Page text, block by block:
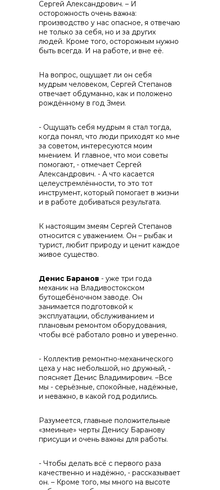
Сергей Александрович. – И
осторожность очень важна:
производство у нас опасное, я отвечаю
не только за себя, но и за других
людей. Кроме того, осторожным нужно
быть всегда. И на работе, и вне её.
На вопрос, ощущает ли он себя
мудрым человеком, Сергей Степанов
отвечает обдуманно, как и положено
рождённому в год Змеи.
- Ощущать себя мудрым я стал тогда,
когда понял, что люди приходят ко мне
за советом, интересуются моим
мнением. И главное, что мои советы
помогают, - отмечает Сергей
Александрович. - А что касается
целеустремлённости, то это тот
инструмент, который помогает в жизни
и в работе добиваться результата.
К настоящим змеям Сергей Степанов
относится с уважением. Он – рыбак и
турист, любит природу и ценит каждое
живое существо.
Денис Баранов - уже три года
механик на Владивостокском
бутощебёночном заводе. Он
занимается подготовкой к
эксплуатации, обслуживанием и
плановым ремонтом оборудования,
чтобы всё работало ровно и уверенно.
- Коллектив ремонтно-механического
цеха у нас небольшой, но дружный, -
поясняет Денис Владимирович. –Все
мы - серьёзные, спокойные, надёжные,
и неважно, в какой год родились.
Разумеется, главные положительные
«змеиные» черты Денису Баранову
присущи и очень важны для работы.
- Чтобы делать всё с первого раза
качественно и надёжно, - рассказывает
он. – Кроме того, мы много на высоте